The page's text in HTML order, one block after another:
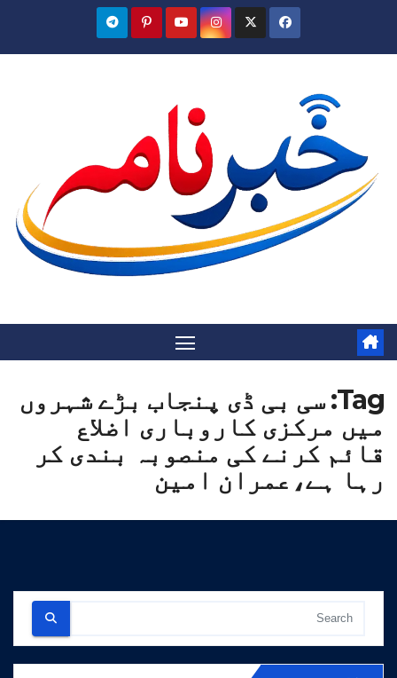
Tag: سی بی ڈی پنجاب بڑے شہروں
میں مرکزی کاروباری اضلاع
قائم کرنے کی منصوبہ بندی کر
رہا ہے،عمران امین